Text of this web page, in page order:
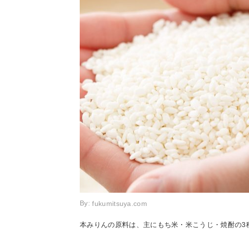
By:fukumitsuya.com
本みりんの原料は、主にもち米・米こうじ・焼酎の